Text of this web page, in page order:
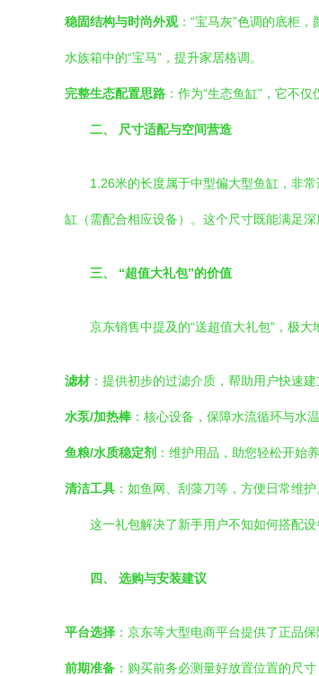
稳固结构与时尚外观：“宝马灰”色调的底柜
水族箱中的“宝马”，提升家居格调。
完整生态配置思路 ：作为“生态鱼缸”，它不
二、 尺寸适配与空间营造
1.26米的长度属于中型偏大型鱼缸，非
缸（需配合相应设备）。这个尺寸既能满足
三、 “超值大礼包”的价值
京东销售中提及的“送超值大礼包”，极
滤材 ：提供初步的过滤介质，帮助用户快速建
水泵/加热棒 ：核心设备，保障水流循环与水温
鱼粮/水质稳定剂 ：维护用品，助您轻松开始养
清洁工具 ：如鱼网、刮藻刀等，方便日常维护
这一礼包解决了新手用户不知如何搭配
四、 选购与安装建议
平台选择 ：京东等大型电商平台提供了正品
前期准备 ：购买前务必测量好放置位置的尺